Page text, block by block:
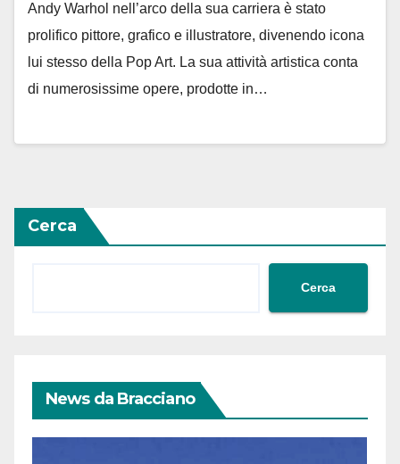
Andy Warhol nell’arco della sua carriera è stato
prolifico pittore, grafico e illustratore, divenendo icona
lui stesso della Pop Art. La sua attività artistica conta
di numerosissime opere, prodotte in…
Cerca
Cerca
News da Bracciano